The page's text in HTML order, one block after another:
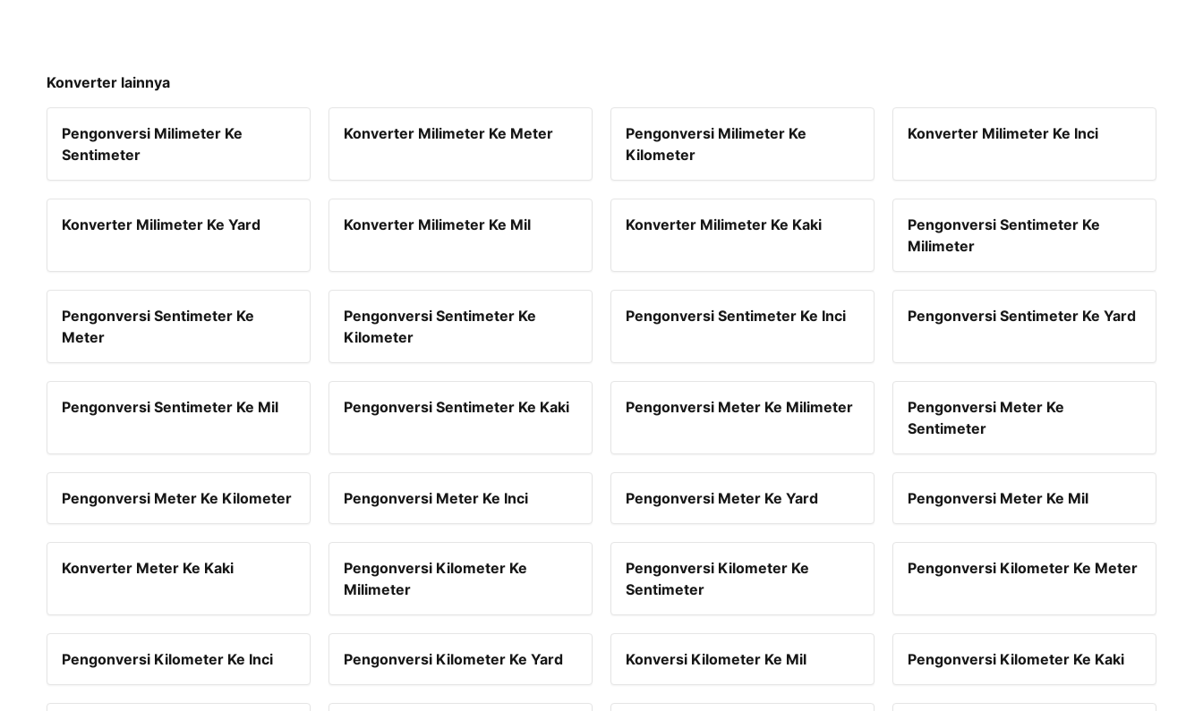
Konverter lainnya
Pengonversi Milimeter Ke
Sentimeter
Konverter Milimeter Ke Meter
Pengonversi Milimeter Ke
Kilometer
Konverter Milimeter Ke Inci
Konverter Milimeter Ke Yard Konverter Milimeter Ke Mil Konverter Milimeter Ke Kaki
Pengonversi Sentimeter Ke
Milimeter
Pengonversi Sentimeter Ke
Meter
Pengonversi Sentimeter Ke
Kilometer
Pengonversi Sentimeter Ke Inci Pengonversi Sentimeter Ke Yard
Pengonversi Sentimeter Ke Mil Pengonversi Sentimeter Ke Kaki Pengonversi Meter Ke Milimeter
Pengonversi Meter Ke
Sentimeter
Pengonversi Meter Ke Kilometer Pengonversi Meter Ke Inci Pengonversi Meter Ke Yard Pengonversi Meter Ke Mil
Konverter Meter Ke Kaki
Pengonversi Kilometer Ke
Milimeter
Pengonversi Kilometer Ke
Sentimeter
Pengonversi Kilometer Ke Meter
Pengonversi Kilometer Ke Inci Pengonversi Kilometer Ke Yard Konversi Kilometer Ke Mil Pengonversi Kilometer Ke Kaki